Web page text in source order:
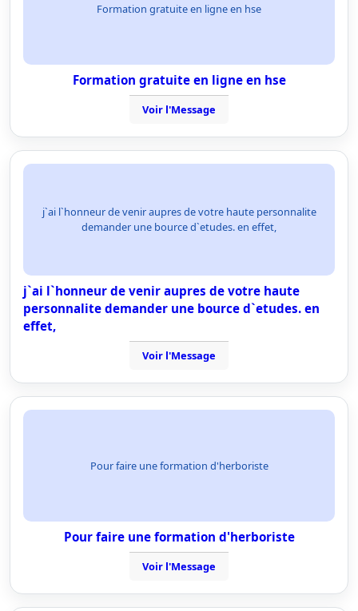
Formation gratuite en ligne en hse
Formation gratuite en ligne en hse
Voir l'Message
j`ai l`honneur de venir aupres de votre haute personnalite
demander une bource d`etudes. en effet,
j`ai l`honneur de venir aupres de votre haute
personnalite demander une bource d`etudes. en
effet,
Voir l'Message
Pour faire une formation d'herboriste
Pour faire une formation d'herboriste
Voir l'Message